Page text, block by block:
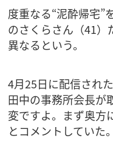
度重なる“泥酔帰宅”
のさくらさん（41）
異なるという。
4月25日に配信され
田中の事務所会長が
変ですよ。まず奥方
とコメントしていた。